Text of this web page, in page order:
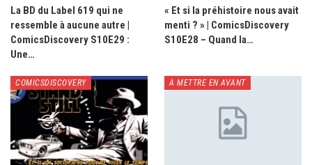
La BD du Label 619 qui ne
ressemble à aucune autre |
ComicsDiscovery S10E29 :
Une…
« Et si la préhistoire nous avait
menti ? » | ComicsDiscovery
S10E28 – Quand la…
COMICSDISCOVERY A METTRE EN AVANT